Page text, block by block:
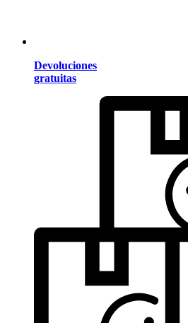
Devoluciones
gratuitas